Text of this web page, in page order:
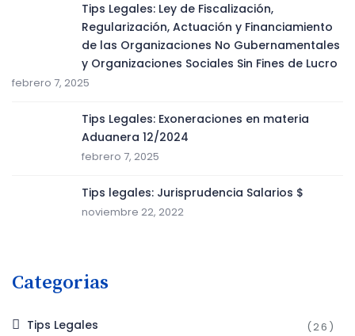
Tips Legales: Ley de Fiscalización,
Regularización, Actuación y Financiamiento
de las Organizaciones No Gubernamentales
y Organizaciones Sociales Sin Fines de Lucro
febrero 7, 2025
Tips Legales: Exoneraciones en materia
Aduanera 12/2024
febrero 7, 2025
Tips legales: Jurisprudencia Salarios $
noviembre 22, 2022
Categorias
Tips Legales (26)